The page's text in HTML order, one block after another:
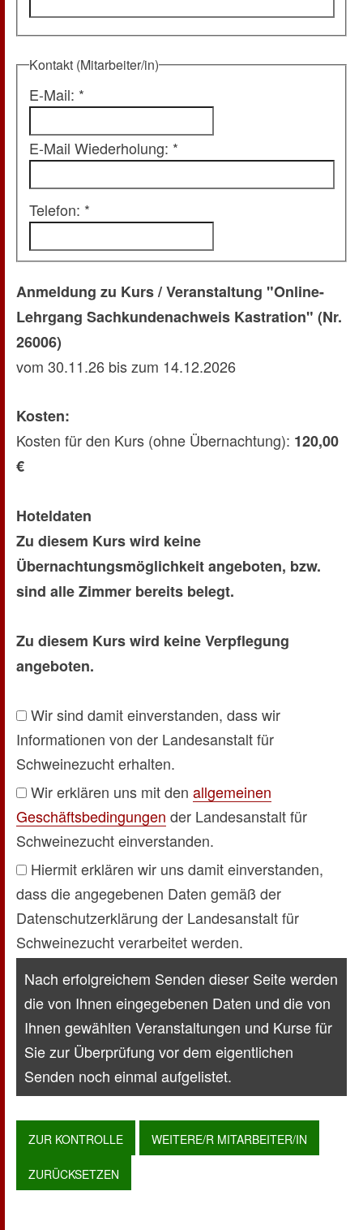
Kontakt (Mitarbeiter/in)
E-Mail: *
E-Mail Wiederholung: *
Telefon: *
Anmeldung zu Kurs / Veranstaltung "Online-
Lehrgang Sachkundenachweis Kastration" (Nr.
26006)
vom 30.11.26 bis zum 14.12.2026
Kosten:
Kosten für den Kurs (ohne Übernachtung): 120,00
€
Hoteldaten
Zu diesem Kurs wird keine
Übernachtungsmöglichkeit angeboten, bzw.
sind alle Zimmer bereits belegt.
Zu diesem Kurs wird keine Verpflegung
angeboten.
Wir sind damit einverstanden, dass wir
Informationen von der Landesanstalt für
Schweinezucht erhalten.
Wir erklären uns mit den allgemeinen
Geschäftsbedingungen der Landesanstalt für
Schweinezucht einverstanden.
Hiermit erklären wir uns damit einverstanden,
dass die angegebenen Daten gemäß der
Datenschutzerklärung der Landesanstalt für
Schweinezucht verarbeitet werden.
Nach erfolgreichem Senden dieser Seite werden
die von Ihnen eingegebenen Daten und die von
Ihnen gewählten Veranstaltungen und Kurse für
Sie zur Überprüfung vor dem eigentlichen
Senden noch einmal aufgelistet.